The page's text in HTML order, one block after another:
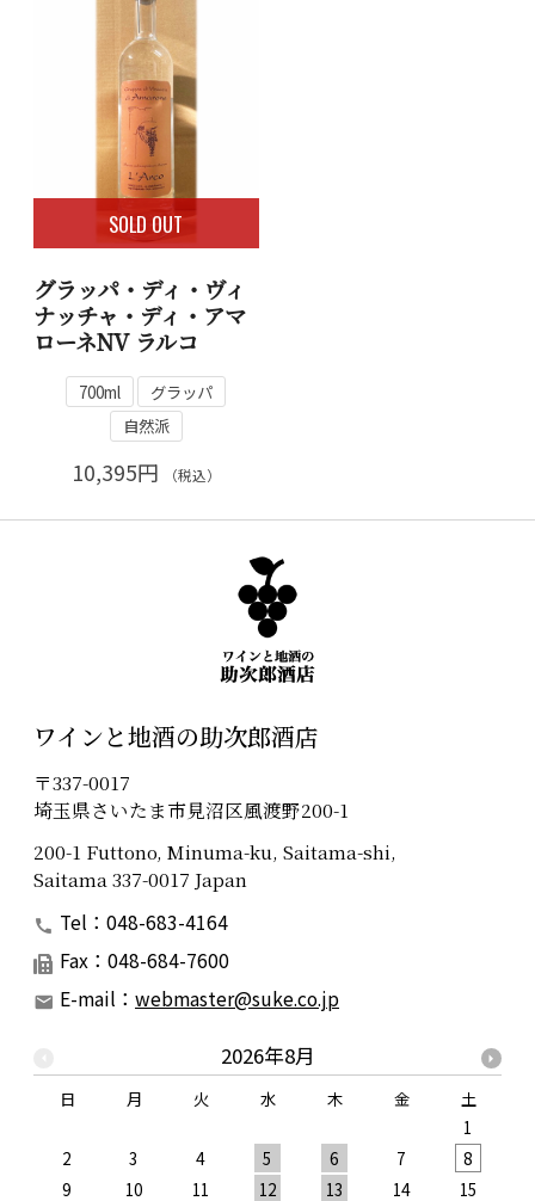
SOLD OUT
グラッパ・ディ・ヴィ
ナッチャ・ディ・アマ
ローネNV ラルコ
700ml
グラッパ
自然派
10,395円 （税込）
ワインと地酒の助次郎酒店
〒337-0017
埼玉県さいたま市見沼区風渡野200-1
200-1 Futtono, Minuma-ku, Saitama-shi,
Saitama 337-0017 Japan
Tel：048-683-4164
Fax：048-684-7600
E-mail： webmaster@suke.co.jp
2026年8月
日 月 火 水 木 金
土
1
2
3 4 5 6 7
8
9
10 11 12 13 14 15